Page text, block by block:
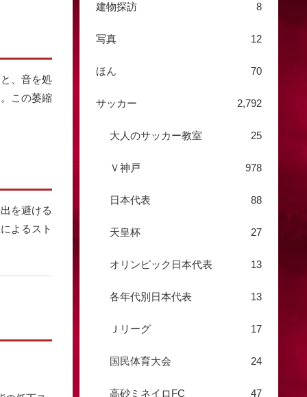
、音を処
この萎縮
を避ける
よるスト
建物探訪 8
写真 12
ほん 70
サッカー 2,792
大人のサッカー教室 25
Ｖ神戸 978
日本代表 88
天皇杯 27
オリンピック日本代表 13
各年代別日本代表 13
Ｊリーグ 17
国民体育大会 24
高砂ミネイロFC 47